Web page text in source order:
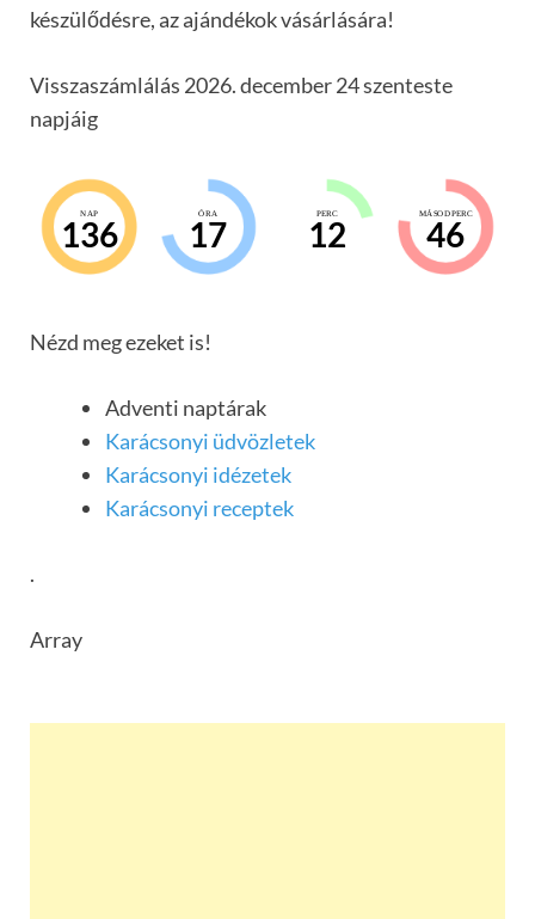
készülődésre, az ajándékok vásárlására!
Visszaszámlálás 2026. december 24 szenteste
napjáig
NAP
136
ÓRA
17
PERC
12
MÁSODPERC
45
Nézd meg ezeket is!
Adventi naptárak
Karácsonyi üdvözletek
Karácsonyi idézetek
Karácsonyi receptek
.
Array